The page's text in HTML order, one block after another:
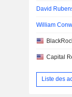
David
William
Capital
Liste des